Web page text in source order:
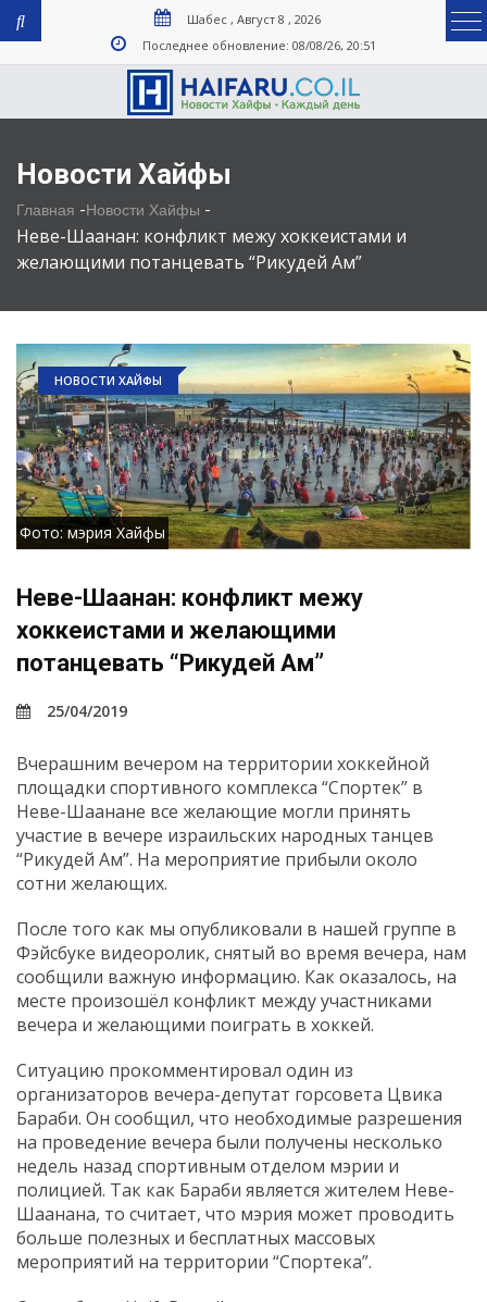
Шабес , Август 8 , 2026
Последнее обновление: 08/08/26, 20:51
Новости Хайфы
Главная -Новости Хайфы -
Неве-Шаанан: конфликт межу хоккеистами и
желающими потанцевать “Рикудей Ам”
НОВОСТИ ХАЙФЫ
Фото: мэрия Хайфы
Неве-Шаанан: конфликт межу
хоккеистами и желающими
потанцевать “Рикудей Ам”
25/04/2019
Вчерашним вечером на территории хоккейной
площадки спортивного комплекса “Спортек” в
Неве-Шаанане все желающие могли принять
участие в вечере израильских народных танцев
“Рикудей Ам”. На мероприятие прибыли около
сотни желающих.
После того как мы опубликовали в нашей группе в
Фэйсбуке видеоролик, снятый во время вечера, нам
сообщили важную информацию. Как оказалось, на
месте произошёл конфликт между участниками
вечера и желающими поиграть в хоккей.
Ситуацию прокомментировал один из
организаторов вечера-депутат горсовета Цвика
Бараби. Он сообщил, что необходимые разрешения
на проведение вечера были получены несколько
недель назад спортивным отделом мэрии и
полицией. Так как Бараби является жителем Неве-
Шаанана, то считает, что мэрия может проводить
больше полезных и бесплатных массовых
мероприятий на территории “Спортека”.